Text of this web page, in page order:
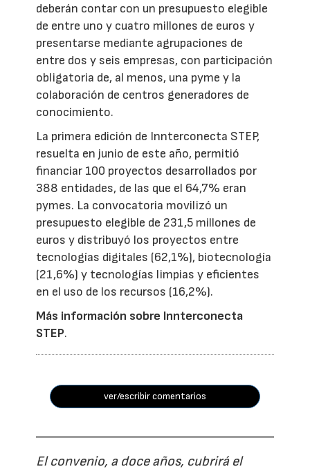
deberán contar con un presupuesto elegible
de entre uno y cuatro millones de euros y
presentarse mediante agrupaciones de
entre dos y seis empresas, con participación
obligatoria de, al menos, una pyme y la
colaboración de centros generadores de
conocimiento.
La primera edición de Innterconecta STEP,
resuelta en junio de este año, permitió
financiar 100 proyectos desarrollados por
388 entidades, de las que el 64,7% eran
pymes. La convocatoria movilizó un
presupuesto elegible de 231,5 millones de
euros y distribuyó los proyectos entre
tecnologías digitales (62,1%), biotecnología
(21,6%) y tecnologías limpias y eficientes
en el uso de los recursos (16,2%).
Más información sobre Innterconecta
STEP.
ver/escribir comentarios
El convenio, a doce años, cubrirá el